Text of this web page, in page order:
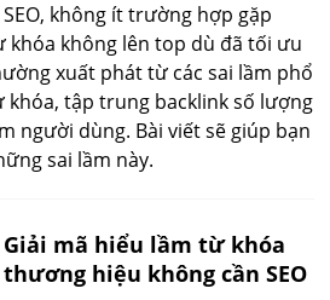
không ít trường hợp gặp
khóa không lên top dù đã tối ưu
xuất phát từ các sai lầm phổ
tập trung backlink số lượng
người dùng. Bài viết sẽ giúp bạn
sai lầm này.
Giải mã hiểu lầm từ khóa
thương hiệu không cần SEO